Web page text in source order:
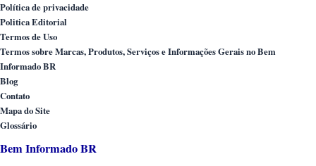
Política de privacidade
Politica Editorial
Termos de Uso
Termos sobre Marcas, Produtos, Serviços e Informações Gerais no Bem
Informado BR
Blog
Contato
Mapa do Site
Glossário
Bem Informado BR